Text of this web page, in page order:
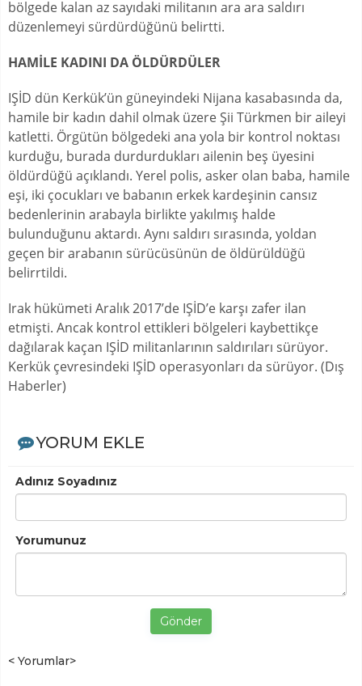
bölgede kalan az sayıdaki militanın ara ara saldırı
düzenlemeyi sürdürdüğünü belirtti.
HAMİLE KADINI DA ÖLDÜRDÜLER
IŞİD dün Kerkük’ün güneyindeki Nijana kasabasında da,
hamile bir kadın dahil olmak üzere Şii Türkmen bir aileyi
katletti. Örgütün bölgedeki ana yola bir kontrol noktası
kurduğu, burada durdurdukları ailenin beş üyesini
öldürdüğü açıklandı. Yerel polis, asker olan baba, hamile
eşi, iki çocukları ve babanın erkek kardeşinin cansız
bedenlerinin arabayla birlikte yakılmış halde
bulunduğunu aktardı. Aynı saldırı sırasında, yoldan
geçen bir arabanın sürücüsünün de öldürüldüğü
belirrtildi.
Irak hükümeti Aralık 2017’de IŞİD’e karşı zafer ilan
etmişti. Ancak kontrol ettikleri bölgeleri kaybettikçe
dağılarak kaçan IŞİD militanlarının saldırıları sürüyor.
Kerkük çevresindeki IŞİD operasyonları da sürüyor. (Dış
Haberler)
YORUM EKLE
Adınız Soyadınız
Yorumunuz
Gönder
< Yorumlar>